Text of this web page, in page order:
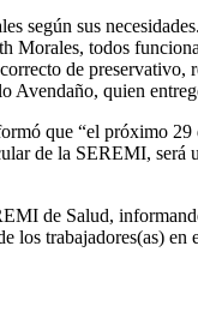
según sus
Morales, todos
de preservativo,
quien
que “el próximo
de la SEREMI,
de Salud,
trabajadores(as) en